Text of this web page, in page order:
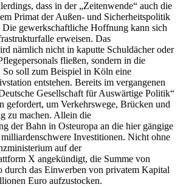
dass in der „Zeitenwende“ auch die
Primat der Außen- und Sicherheitspolitik
gewerkschaftliche Hoffnung kann sich
erweisen. Das
nämlich nicht in kaputte Schuldächer oder
fließen, sondern in die
soll zum Beispiel in Köln eine
entstehen. Bereits im vergangenen
Gesellschaft für Auswärtige Politik“
gefordert, um Verkehrswege, Brücken und
zu machen. Allein die
der Bahn in Osteuropa an die hier gängige
Investitionen. Nicht ohne
auf der
X angekündigt, die Summe von
durch das Einwerben von privatem Kapital
Euro aufzustocken.